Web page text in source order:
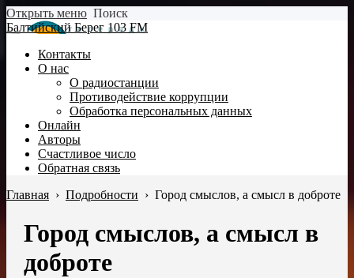
Открыть меню Поиск
Балтийский Берег 103 FM
Контакты
О нас
О радиостанции
Противодействие коррупции
Обработка персональных данных
Онлайн
Авторы
Счастливое число
Обратная связь
Главная › Подробности › Город смыслов, а смысл в доброте
Город смыслов, а смысл в
доброте